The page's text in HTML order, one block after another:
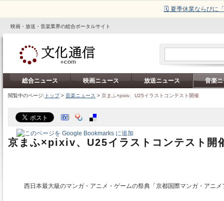
🗓️ 夏季休業ならびに
映画・放送・音楽業界の総合ポータルサイト
総合ニュース 映画ニュース 放送ニュース 音楽
閲覧中のページ: トップ> 音楽ニュース > 京まふ×pixiv、U25イラストコンテスト開催
京まふ×pixiv、U25イラストコンテスト開
西日本最大級のマンガ・アニメ・ゲームの祭典「京都国際マンガ・アニ